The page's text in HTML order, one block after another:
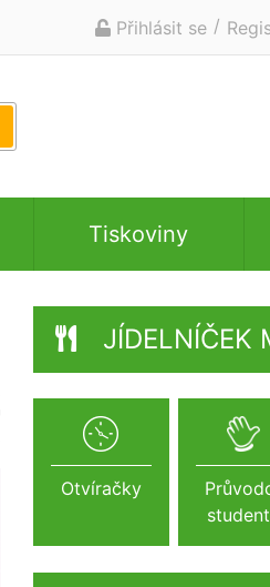
Přihlásit se /
Tiskoviny
JÍDELNÍČEK
Otvíračky